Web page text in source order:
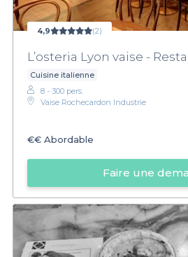
4,9 (2)
L’osteria Lyon vaise -
Cuisine italienne
8 - 300 pers.
Vaise Rochecardon Industrie
€€ Abordable
Faire une